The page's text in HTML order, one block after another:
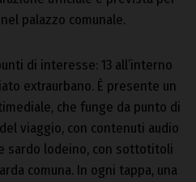
palazzo comunale.
di interesse: 13 all’interno
extraurbano. È presente un
che funge da punto di
viaggio, con contenuti audio
sardo lodeino, con sottotitoli
comuna. In ogni tappa, una